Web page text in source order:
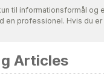
til informationsformål og
en professionel. Hvis du
Articles